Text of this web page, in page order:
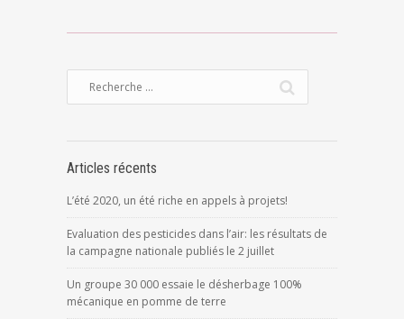
Articles récents
L’été 2020, un été riche en appels à projets!
Evaluation des pesticides dans l’air: les résultats de
la campagne nationale publiés le 2 juillet
Un groupe 30 000 essaie le désherbage 100%
mécanique en pomme de terre